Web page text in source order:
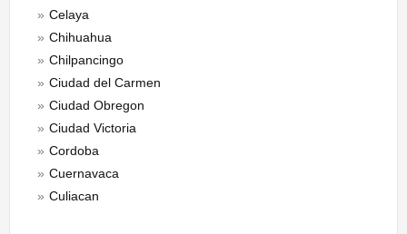
Celaya
Chihuahua
Chilpancingo
Ciudad del Carmen
Ciudad Obregon
Ciudad Victoria
Cordoba
Cuernavaca
Culiacan